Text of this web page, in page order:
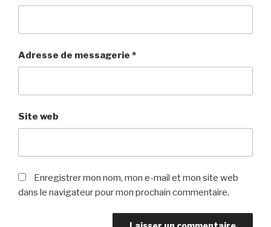
Adresse de messagerie *
Site web
Enregistrer mon nom, mon e-mail et mon site web
dans le navigateur pour mon prochain commentaire.